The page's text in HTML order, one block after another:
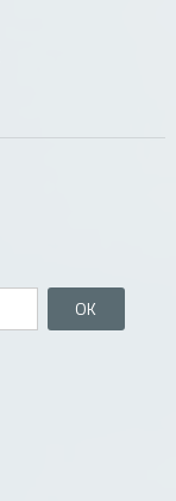
Rechercher :